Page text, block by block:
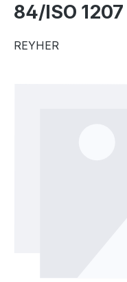
84/ISO
REYHER